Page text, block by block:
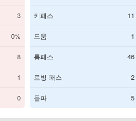
3
0%
8
1
0
키패스 11
도움 1
롱패스 46
로빙 패스 2
돌파 5